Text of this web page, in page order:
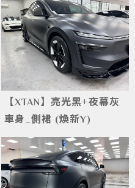
【XTAN】亮光黑+夜幕灰
車身_側裙 (煥新Y)